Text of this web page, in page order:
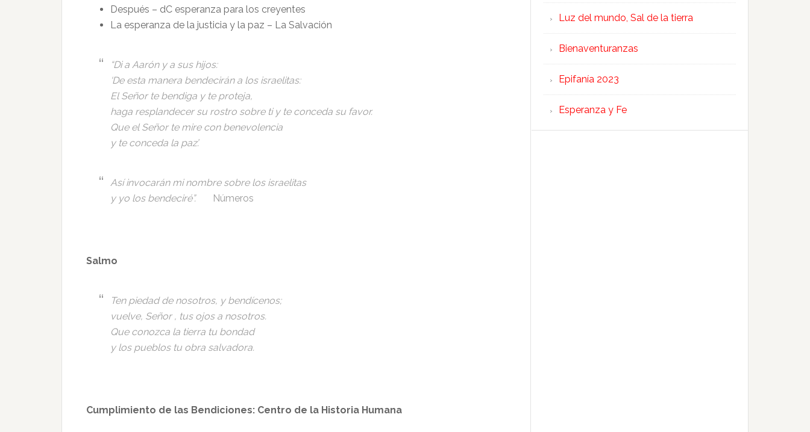
Después – dC esperanza para los creyentes
La esperanza de la justicia y la paz – La Salvación
“Di a Aarón y a sus hijos:
‘De esta manera bendecirán a los israelitas:
El Señor te bendiga y te proteja,
haga resplandecer su rostro sobre ti y te conceda su favor.
Que el Señor te mire con benevolencia
y te conceda la paz’.
Así invocarán mi nombre sobre los israelitas
y yo los bendeciré”.
Números
Salmo
Ten piedad de nosotros, y bendícenos;
vuelve, Señor , tus ojos a nosotros.
Que conozca la tierra tu bondad
y los pueblos tu obra salvadora.
Cumplimiento de las Bendiciones: Centro de la Historia Humana
Luz del mundo, Sal de la tierra
Bienaventuranzas
Epifanía 2023
Esperanza y Fe